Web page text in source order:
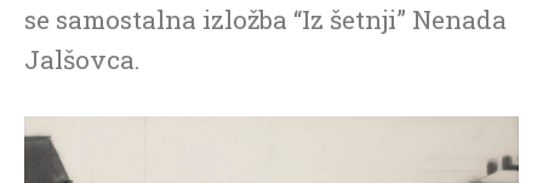
se samostalna izložba “Iz šetnji” Nenada
Jalšovca.